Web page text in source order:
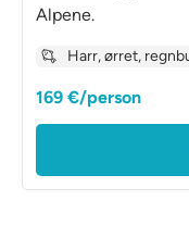
Alpene.
Harr, ørret,
169 €/person